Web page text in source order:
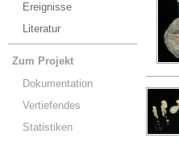
Ereignisse
Literatur
Zum Projekt
Dokumentation
Vertiefendes
Statistiken